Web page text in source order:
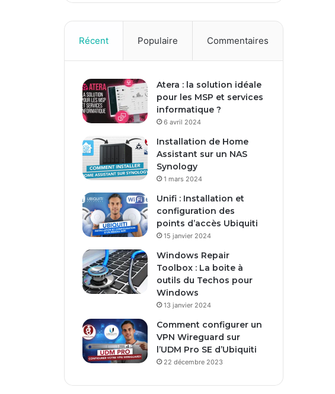
o
t
e
d
r
e
s
e
m
i
l
Récent Populaire Commentaires
Atera : la solution idéale
pour les MSP et services
informatique ?
6 avril 2024
Installation de Home
Assistant sur un NAS
Synology
1 mars 2024
Unifi : Installation et
configuration des
points d’accès Ubiquiti
15 janvier 2024
Windows Repair
Toolbox : La boite à
outils du Techos pour
Windows
13 janvier 2024
Comment configurer un
VPN Wireguard sur
l’UDM Pro SE d’Ubiquiti
22 décembre 2023